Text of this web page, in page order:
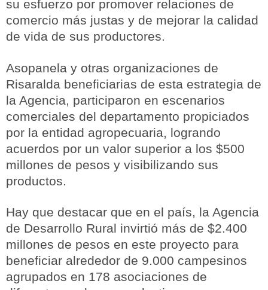
su esfuerzo por promover relaciones de
comercio más justas y de mejorar la calidad
de vida de sus productores.
Asopanela y otras organizaciones de
Risaralda beneficiarias de esta estrategia de
la Agencia, participaron en escenarios
comerciales del departamento propiciados
por la entidad agropecuaria, logrando
acuerdos por un valor superior a los $500
millones de pesos y visibilizando sus
productos.
Hay que destacar que en el país, la Agencia
de Desarrollo Rural invirtió más de $2.400
millones de pesos en este proyecto para
beneficiar alrededor de 9.000 campesinos
agrupados en 178 asociaciones de